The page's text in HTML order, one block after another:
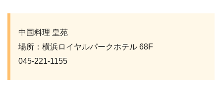
中国料理 皇苑
場所：横浜ロイヤルパークホテル 68F
045-221-1155